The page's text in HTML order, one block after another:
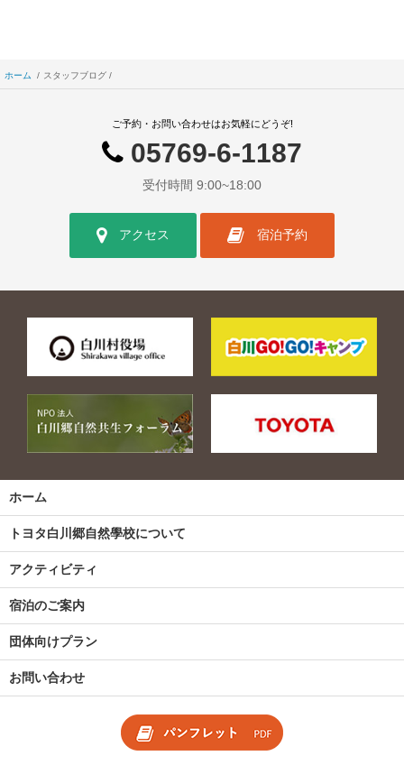
ホーム スタッフブログ
ご予約・お問い合わせはお気軽にどうぞ!
05769-6-1187
受付時間 9:00~18:00
アクセス 宿泊予約
ホーム
トヨタ白川郷自然學校について
アクティビティ
宿泊のご案内
団体向けプラン
お問い合わせ